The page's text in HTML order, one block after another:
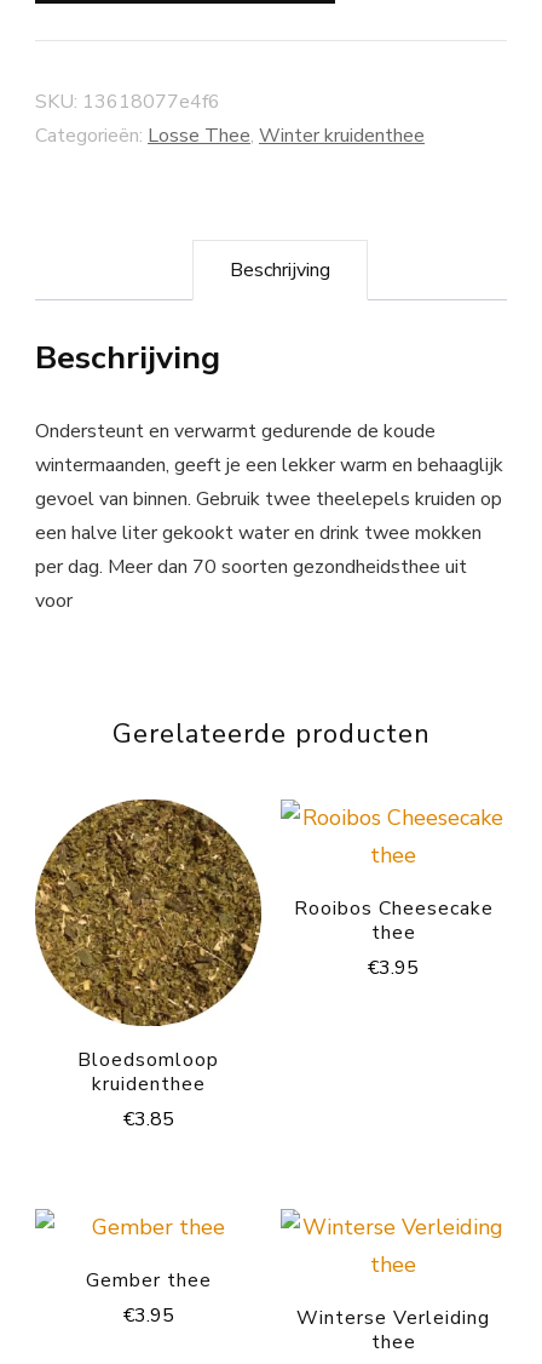
SKU: 13618077e4f6
Categorieën: Losse Thee, Winter kruidenthee
Beschrijving
Beschrijving
Ondersteunt en verwarmt gedurende de koude
wintermaanden, geeft je een lekker warm en behaaglijk
gevoel van binnen. Gebruik twee theelepels kruiden op
een halve liter gekookt water en drink twee mokken
per dag. Meer dan 70 soorten gezondheidsthee uit
voor
Gerelateerde producten
Bloedsomloop
kruidenthee
€3.85
Rooibos Cheesecake
thee
€3.95
Gember thee
€3.95
Winterse Verleiding
thee